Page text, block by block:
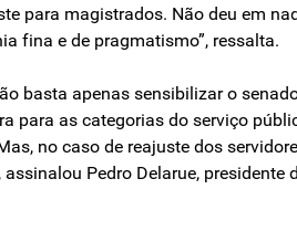
para magistrados. Não deu em
fina e de pragmatismo”, ressalta.
basta apenas sensibilizar o
para as categorias do serviço
no caso de reajuste dos
Pedro Delarue, presidente